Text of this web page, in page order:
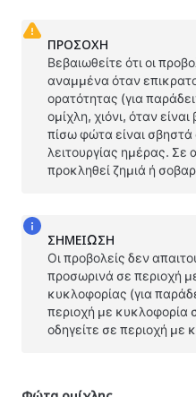
ΠΡΟΣΟΧΗ
Βεβαιωθείτε ότι οι
αναμμένα όταν
ορατότητας (για
ομίχλη, χιόνι, όταν
πίσω φώτα είναι
λειτουργίας ημέρας. Σε
προκληθεί ζημιά ή
ΣΗΜΕΊΩΣΗ
Οι προβολείς δεν
προσωρινά σε περιοχή
κυκλοφορίας (για
περιοχή με κυκλοφορία
οδηγείτε σε περιοχή με